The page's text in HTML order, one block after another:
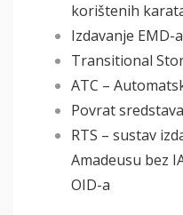
korištenih
Izdavanje EMD-
Transitional
ATC –
Povrat
RTS – sustav
Amadeusu bez
OID-a